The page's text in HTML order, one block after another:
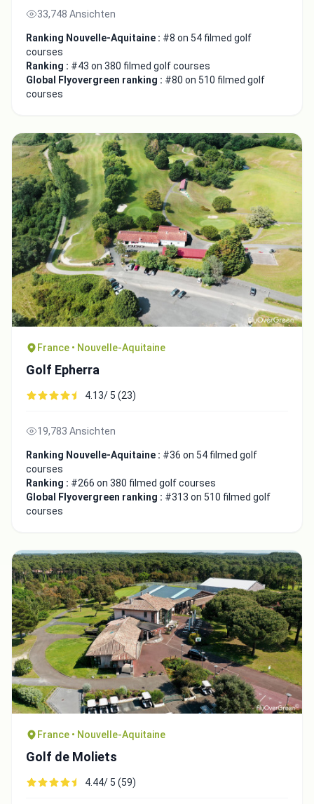
33,748 Ansichten
Ranking Nouvelle-Aquitaine : #8 on 54 filmed golf
courses
Ranking : #43 on 380 filmed golf courses
Global Flyovergreen ranking : #80 on 510 filmed golf
courses
France • Nouvelle-Aquitaine
Golf Epherra
4.13/ 5 (23)
19,783 Ansichten
Ranking Nouvelle-Aquitaine : #36 on 54 filmed golf
courses
Ranking : #266 on 380 filmed golf courses
Global Flyovergreen ranking : #313 on 510 filmed golf
courses
France • Nouvelle-Aquitaine
Golf de Moliets
4.44/ 5 (59)